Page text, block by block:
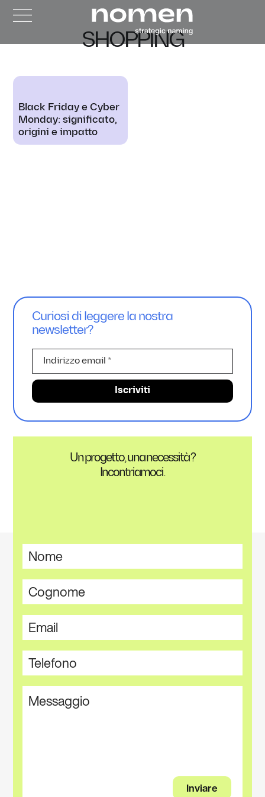
SHOPPING
Black Friday e Cyber
Monday: significato,
origini e impatto
Curiosi di leggere la nostra
newsletter?
Un progetto, una necessità ?
Incontriamoci.